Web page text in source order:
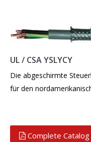
UL / CSA YSLYCY
Die abgeschirmte
für den
Complete Catalog